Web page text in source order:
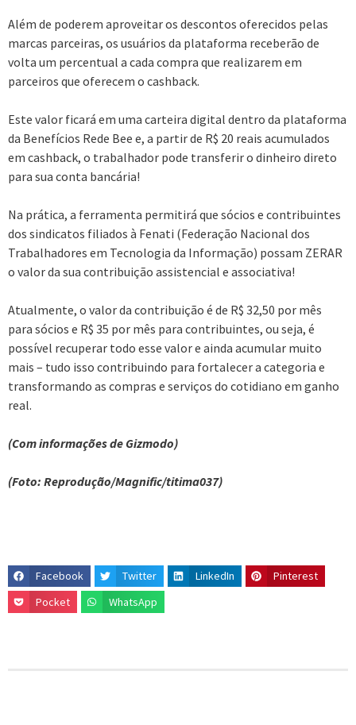
Além de poderem aproveitar os descontos oferecidos pelas
marcas parceiras, os usuários da plataforma receberão de
volta um percentual a cada compra que realizarem em
parceiros que oferecem o cashback.
Este valor ficará em uma carteira digital dentro da plataforma
da Benefícios Rede Bee e, a partir de R$ 20 reais acumulados
em cashback, o trabalhador pode transferir o dinheiro direto
para sua conta bancária!
Na prática, a ferramenta permitirá que sócios e contribuintes
dos sindicatos filiados à Fenati (Federação Nacional dos
Trabalhadores em Tecnologia da Informação) possam ZERAR
o valor da sua contribuição assistencial e associativa!
Atualmente, o valor da contribuição é de R$ 32,50 por mês
para sócios e R$ 35 por mês para contribuintes, ou seja, é
possível recuperar todo esse valor e ainda acumular muito
mais – tudo isso contribuindo para fortalecer a categoria e
transformando as compras e serviços do cotidiano em ganho
real.
(Com informações de Gizmodo)
(Foto: Reprodução/Magnific/titima037)
Facebook Twitter LinkedIn
Pinterest
Pocket
WhatsApp